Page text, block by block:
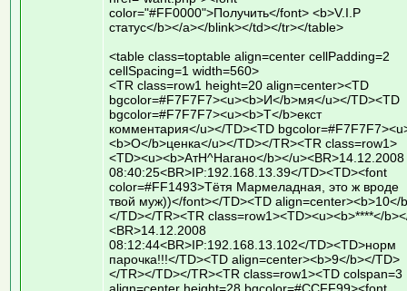
color="#FF0000">Получить</font> <b>V.I.P
статус</b></a></blink></td></tr></table>
<table class=toptable align=center cellPadding=2
cellSpacing=1 width=560>
<TR class=row1 height=20 align=center><TD
bgcolor=#F7F7F7><u><b>И</b>мя</u></TD><TD
bgcolor=#F7F7F7><u><b>Т</b>екст
комментария</u></TD><TD
<b>О</b>ценка</u></TD></TR><TR class=row1>
<TD><u><b>АтН^Нагано</b></u><BR>14.12.2008
08:40:25<BR>IP:192.168.13.39</TD><TD><font
color=#FF1493>Тётя Мармеладная, это ж вроде
твой муж))</font></TD><TD align=center><b>10</
</TD></TR><TR class=row1><TD><u><b>****</
<BR>14.12.2008
08:12:44<BR>IP:192.168.13.102</TD><TD>норм
парочка!!!</TD><TD align=center><b>9</b></TD>
</TR></TD></TR><TR class=row1><TD colspan=3
align=center height=28 bgcolor=#CCFF99><font